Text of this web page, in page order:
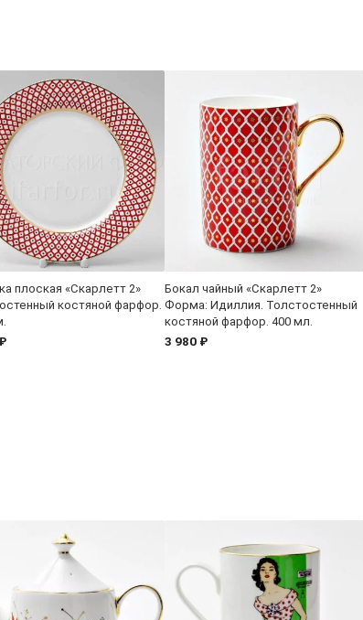
плоская «Скарлетт 2»
костяной фарфор.
Бокал чайный «Скарлетт 2»
Форма: Идиллия. Толстостенный
костяной фарфор. 400 мл.
3 980 ₽